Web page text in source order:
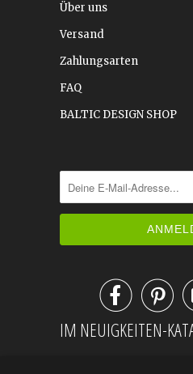
Über uns
Versand
Zahlungsarten
FAQ
BALTIC DESIGN SHOP

IM NEUIGKEITEN-